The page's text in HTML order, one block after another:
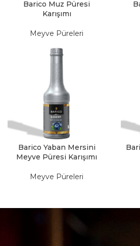
Barico Muz Püresi
Karışımı
Meyve Püreleri
Barico Yaban Mersini
Meyve Püresi Karışımı
Meyve Püreleri